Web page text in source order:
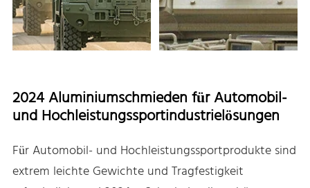
2024 Aluminiumschmieden für Automobil-
und Hochleistungssportindustrielösungen
Für Automobil- und Hochleistungssportprodukte sind
extrem leichte Gewichte und Tragfestigkeit